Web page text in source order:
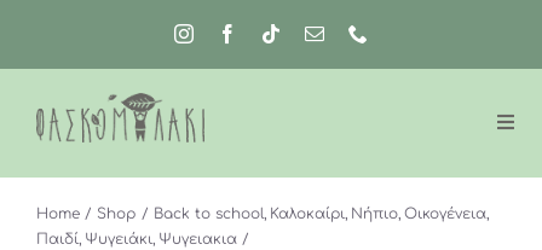
περιεχόμενο
Home Shop Back to school Καλοκαίρι Νήπιο Οικογένεια
Παιδί Ψυγειάκι Ψυγειακια